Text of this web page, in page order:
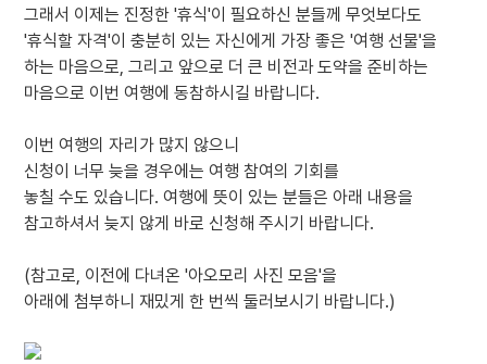
그래서 이제는 진정한 '휴식'이 필요하신 분들께 무엇보다도
'휴식할 자격'이 충분히 있는 자신에게 가장 좋은 '여행 선물'을
하는 마음으로, 그리고 앞으로 더 큰 비전과 도약을 준비하는
마음으로 이번 여행에 동참하시길 바랍니다.
이번 여행의 자리가 많지 않으니
신청이 너무 늦을 경우에는 여행 참여의 기회를
놓칠 수도 있습니다. 여행에 뜻이 있는 분들은 아래 내용을
참고하셔서 늦지 않게 바로 신청해 주시기 바랍니다.
(참고로, 이전에 다녀온 '아오모리 사진 모음'을
아래에 첨부하니 재밌게 한 번씩 둘러보시기 바랍니다.)